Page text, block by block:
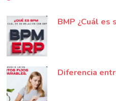
BMP ¿Cuál es
Diferencia